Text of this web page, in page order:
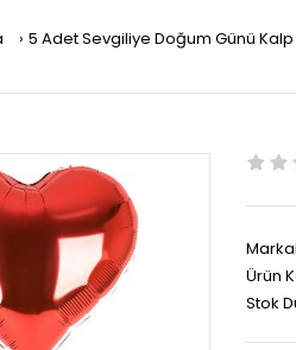
5 Adet Sevgiliye Doğum Günü
Ürün
Stok